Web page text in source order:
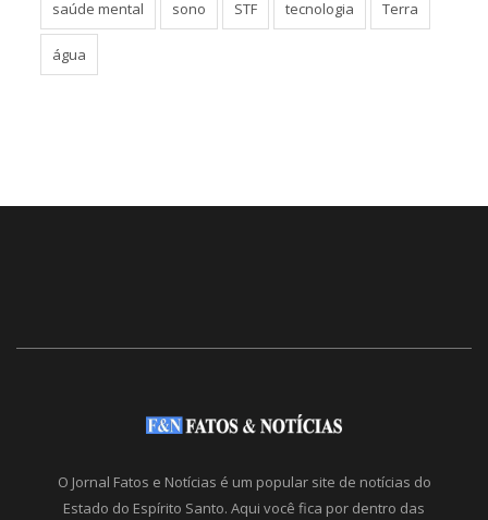
saúde mental sono STF tecnologia Terra
água
O Jornal Fatos e Notícias é um popular site de notícias do
Estado do Espírito Santo. Aqui você fica por dentro das